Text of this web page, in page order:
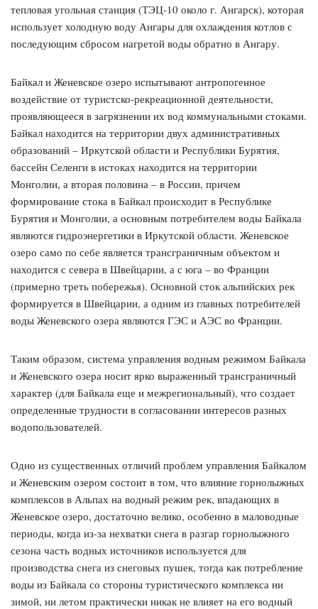
тепловая угольная станция (ТЭЦ-10 около г. Ангарск), которая
использует холодную воду Ангары для охлаждения котлов с
последующим сбросом нагретой воды обратно в Ангару.
Байкал и Женевское озеро испытывают антропогенное
воздействие от туристско-рекреационной деятельности,
проявляющееся в загрязнении их вод коммунальными стоками.
Байкал находится на территории двух административных
образований – Иркутской области и Республики Бурятия,
бассейн Селенги в истоках находится на территории
Монголии, а вторая половина – в России, причем
формирование стока в Байкал происходит в Республике
Бурятия и Монголии, а основным потребителем воды Байкала
являются гидроэнергетики в Иркутской области. Женевское
озеро само по себе является трансграничным объектом и
находится с севера в Швейцарии, а с юга – во Франции
(примерно треть побережья). Основной сток альпийских рек
формируется в Швейцарии, а одним из главных потребителей
воды Женевского озера являются ГЭС и АЭС во Франции.
Таким образом, система управления водным режимом Байкала
и Женевского озера носит ярко выраженный трансграничный
характер (для Байкала еще и межрегиональный), что создает
определенные трудности в согласовании интересов разных
водопользователей.
Одно из существенных отличий проблем управления Байкалом
и Женевским озером состоит в том, что влияние горнолыжных
комплексов в Альпах на водный режим рек, впадающих в
Женевское озеро, достаточно велико, особенно в маловодные
периоды, когда из-за нехватки снега в разгар горнолыжного
сезона часть водных источников используется для
производства снега из снеговых пушек, тогда как потребление
воды из Байкала со стороны туристического комплекса ни
зимой, ни летом практически никак не влияет на его водный